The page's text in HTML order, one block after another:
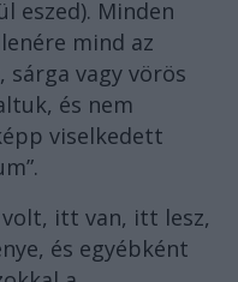
eszed). Minden
mind az
vagy vörös
és nem
viselkedett
itt van, itt lesz,
és egyébként